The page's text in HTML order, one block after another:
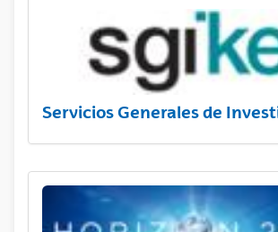
Servicios Generales de